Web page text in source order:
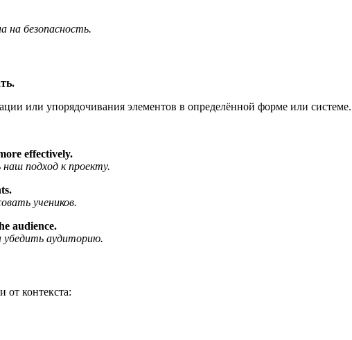
безопасность.
или упорядочивания элементов в определённой форме или системе.
effectively.
подход к проекту.
учеников.
audience.
убедить аудиторию.
контекста: